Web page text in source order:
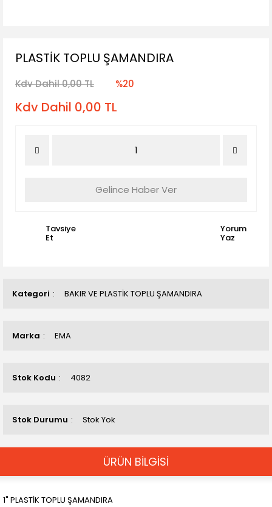
Kategori BAKIR VE PLASTİK TOPLU ŞAMANDIRA
Marka EMA
Stok Kodu 4082
Stok Durumu Stok Yok
PLASTİK TOPLU ŞAMANDIRA
Kdv Dahil 0,00 TL %20
Kdv Dahil 0,00 TL
Gelince Haber Ver
Tavsiye
Et
Yorum
Yaz
ÜRÜN BİLGİSİ
1" PLASTİK TOPLU ŞAMANDIRA